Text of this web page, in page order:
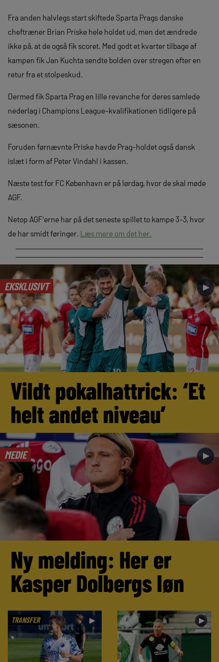
Fra anden halvlegs start skiftede Sparta Prags danske
cheftræner Brian Priske hele holdet ud, men det ændrede
ikke på, at de også fik scoret. Med godt et kvarter tilbage af
kampen fik Jan Kuchta sendte bolden over stregen efter en
retur fra et stolpeskud.
Dermed fik Sparta Prag en lille revanche for deres samlede
nederlag i Champions League-kvalifikationen tidligere på
sæsonen.
Foruden førnævnte Priske havde Prag-holdet også dansk
islæt i form af Peter Vindahl i kassen.
Næste test for FC København er på lørdag, hvor de skal møde
AGF.
Netop AGF'erne har på det seneste spillet to kampe 3-3, hvor
de har smidt føringer. Læs mere om det her.
EKSKLUSIVT ►
Vildt pokalhattrick: ‘Et
helt andet niveau’
MEDIE ►
Ny melding: Her er
Kasper Dolbergs løn
TRANSFER ► ►